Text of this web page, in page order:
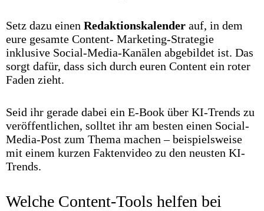
Setz dazu einen Redaktionskalender auf, in dem
eure gesamte Content- Marketing-Strategie
inklusive Social-Media-Kanälen abgebildet ist. Das
sorgt dafür, dass sich durch euren Content ein roter
Faden zieht.
Seid ihr gerade dabei ein E-Book über KI-Trends zu
veröffentlichen, solltet ihr am besten einen Social-
Media-Post zum Thema machen – beispielsweise
mit einem kurzen Faktenvideo zu den neusten KI-
Trends.
Welche Content-Tools helfen bei